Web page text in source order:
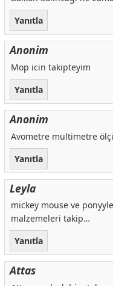
Yanıtla
Anonim
Mop icin takipteyim
Yanıtla
Anonim
Avometre multimetre
Yanıtla
Leyla
mickey mouse ve
malzemeleri takip…
Yanıtla
Attas